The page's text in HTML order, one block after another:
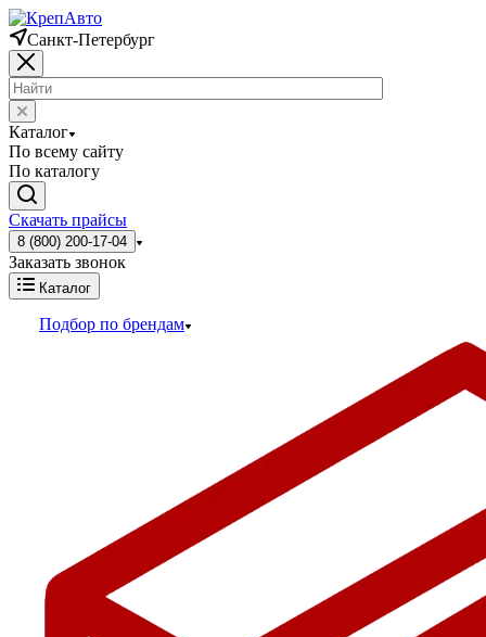
Санкт-Петербург
Каталог
По всему сайту
По каталогу
Скачать прайсы
8 (800) 200-17-04
Заказать звонок
Каталог
Подбор по брендам